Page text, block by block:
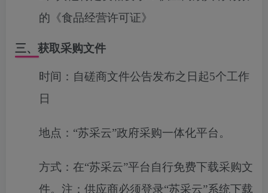
的《食品经营许可证》
三、获取采购文件
时间： 自磋商文件公告发布之日起5个工作
日
地点： “苏采云”政府采购一体化平台。
方式： 在“苏采云”平台自行免费下载采购文
件。注：供应商必须登录“苏采云”系统下载